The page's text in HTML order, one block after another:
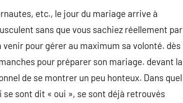
etc., le jour du mariage arrive à
sans que vous sachiez réellement par
pour gérer au maximum sa volonté. dès
pour préparer son mariage. devant la
de se montrer un peu honteux. Dans quel
se sont dit « oui », se sont déjà retrouvés